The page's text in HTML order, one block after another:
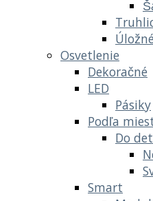
Osvetlenie
Dekoračné
LED
Pásiky
Podľa
Do
Smart